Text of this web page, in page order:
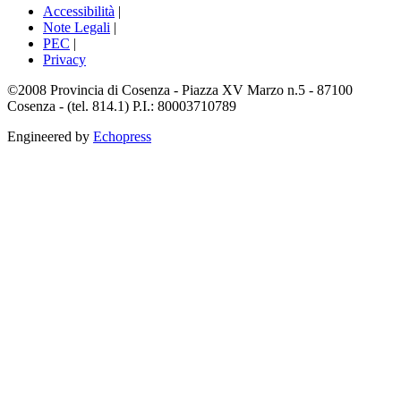
Accessibilità |
Note Legali |
PEC |
Privacy
©2008 Provincia di Cosenza - Piazza XV Marzo n.5 - 87100
Cosenza - (tel. 814.1) P.I.: 80003710789
Engineered by Echopress